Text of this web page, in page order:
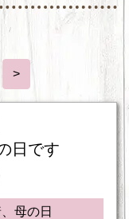
>
日です
母の日